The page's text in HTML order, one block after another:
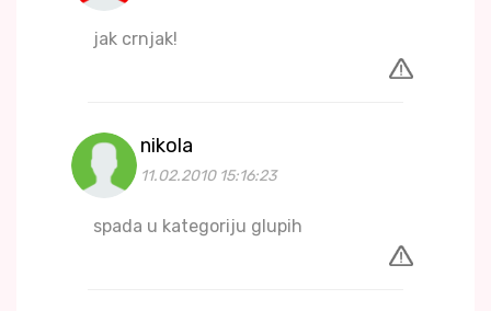
jak crnjak!
nikola
11.02.2010 15:16:23
spada u kategoriju glupih